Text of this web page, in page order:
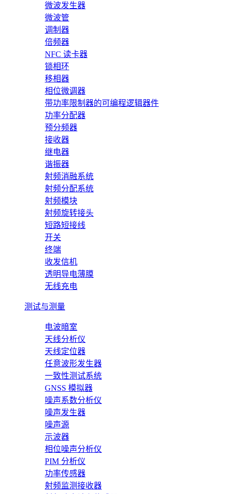
微波发生器
微波管
调制器
倍频器
NFC 读卡器
锁相环
移相器
相位微调器
带功率限制器的可编程逻辑器件
功率分配器
预分频器
接收器
继电器
谐振器
射频消融系统
射频分配系统
射频模块
射频旋转接头
短路短接线
开关
终端
收发信机
透明导电薄膜
无线充电
测试与测量
电波暗室
天线分析仪
天线定位器
任意波形发生器
一致性测试系统
GNSS 模拟器
噪声系数分析仪
噪声发生器
噪声源
示波器
相位噪声分析仪
PIM 分析仪
功率传感器
射频监测接收器